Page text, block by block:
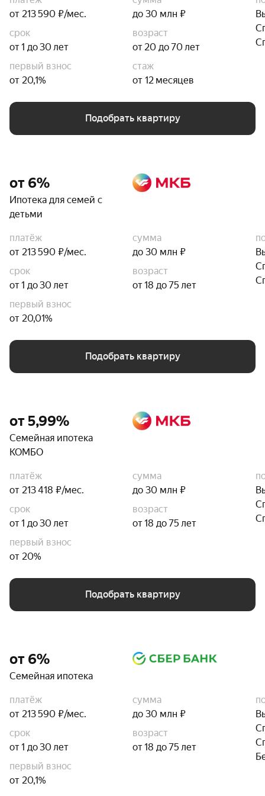
от 213 590 ₽/мес.
до 30 млн ₽
срок
от 1 до 30 лет
возраст
от 20 до 70 лет
первый взнос
от 20,1%
стаж
от 12 месяцев
Подобрать квартиру
от 6%
Ипотека для семей с
детьми
платёж
от 213 590 ₽/мес.
сумма
до 30 млн ₽
срок
от 1 до 30 лет
возраст
от 18 до 75 лет
первый взнос
от 20,01%
Подобрать квартиру
от 5,99%
Семейная ипотека
КОМБО
платёж
от 213 418 ₽/мес.
сумма
до 30 млн ₽
срок
от 1 до 30 лет
возраст
от 18 до 75 лет
первый взнос
от 20%
Подобрать квартиру
от 6%
Семейная ипотека
платёж
от 213 590 ₽/мес.
сумма
до 30 млн ₽
срок
от 1 до 30 лет
возраст
от 18 до 75 лет
первый взнос
от 20,1%